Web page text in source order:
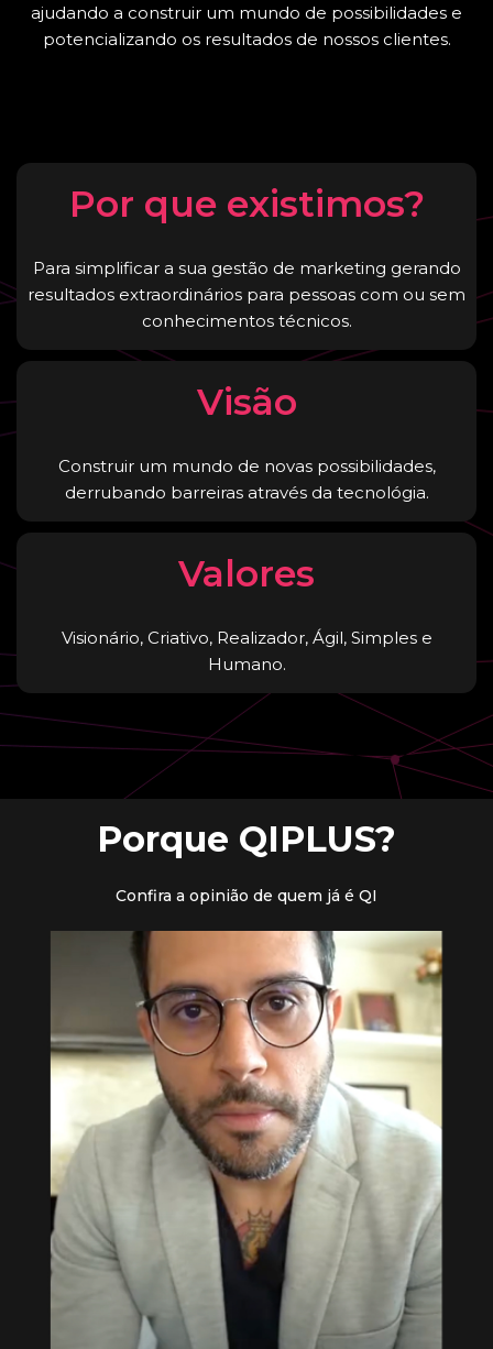
ajudando a construir um mundo de possibilidades e
potencializando os resultados de nossos clientes.
Por que existimos?
Para simplificar a sua gestão de marketing gerando
resultados extraordinários para pessoas com ou sem
conhecimentos técnicos.
Visão
Construir um mundo de novas possibilidades,
derrubando barreiras através da tecnológia.
Valores
Visionário, Criativo, Realizador, Ágil, Simples e
Humano.
Porque QIPLUS?
Confira a opinião de quem já é QI